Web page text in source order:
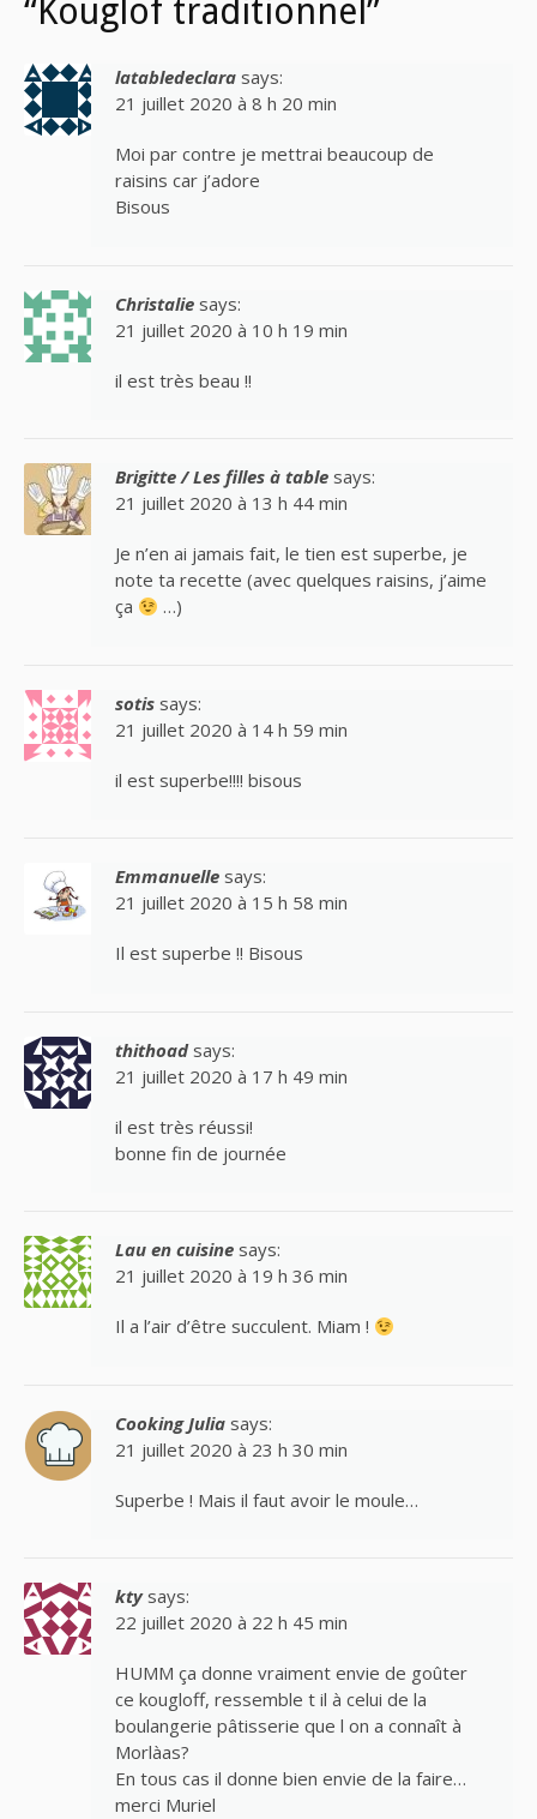
“Kouglof traditionnel”
latabledeclara says:
21 juillet 2020 à 8 h 20 min
Moi par contre je mettrai beaucoup de
raisins car j’adore
Bisous
Christalie says:
21 juillet 2020 à 10 h 19 min
il est très beau !!
Brigitte / Les filles à table says:
21 juillet 2020 à 13 h 44 min
Je n’en ai jamais fait, le tien est superbe, je
note ta recette (avec quelques raisins, j’aime
ça
…)
sotis says:
21 juillet 2020 à 14 h 59 min
il est superbe!!!! bisous
Emmanuelle says:
21 juillet 2020 à 15 h 58 min
Il est superbe !! Bisous
thithoad says:
21 juillet 2020 à 17 h 49 min
il est très réussi!
bonne fin de journée
Lau en cuisine says:
21 juillet 2020 à 19 h 36 min
Il a l’air d’être succulent. Miam !
Cooking Julia says:
21 juillet 2020 à 23 h 30 min
Superbe ! Mais il faut avoir le moule…
kty says:
22 juillet 2020 à 22 h 45 min
HUMM ça donne vraiment envie de goûter
ce kougloff, ressemble t il à celui de la
boulangerie pâtisserie que l on a connaît à
Morlàas?
En tous cas il donne bien envie de la faire…
merci Muriel